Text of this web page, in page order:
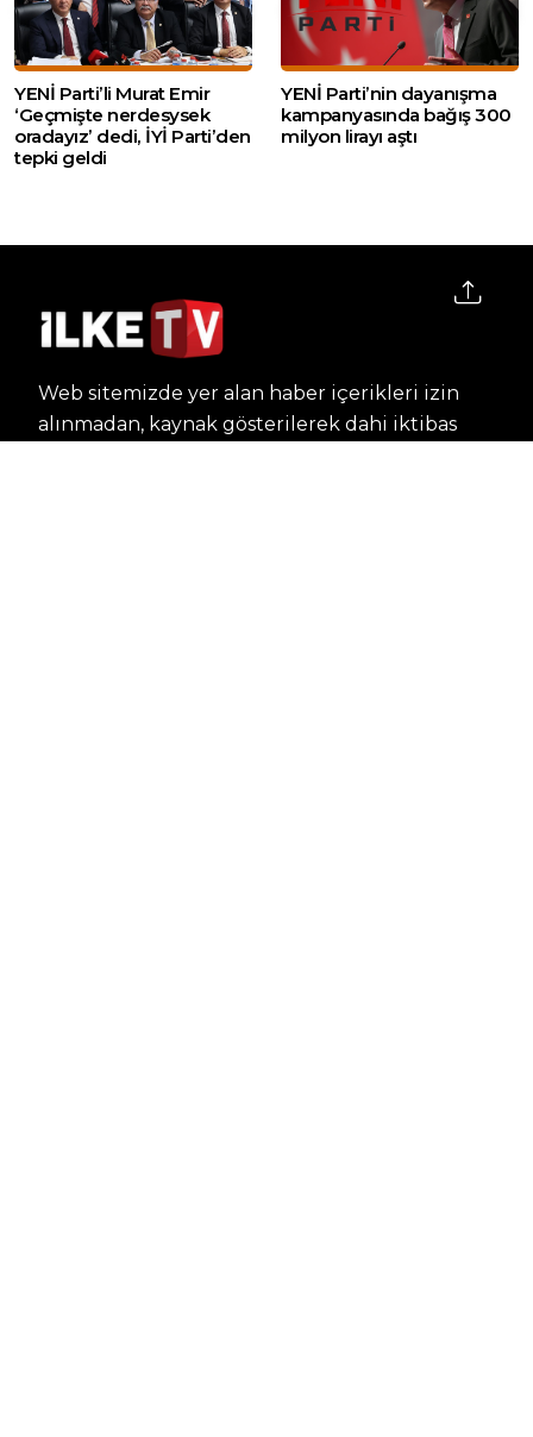
YENİ Parti’li Murat Emir
‘Geçmişte nerdesysek
oradayız’ dedi, İYİ Parti’den
tepki geldi
YENİ Parti’nin dayanışma
kampanyasında bağış 300
milyon lirayı aştı
Web sitemizde yer alan haber içerikleri izin
alınmadan, kaynak gösterilerek dahi iktibas